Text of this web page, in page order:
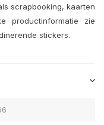
scrapbooking, kaarten
productinformatie zie
stickers.